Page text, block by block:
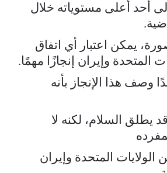
أحد أعلى مستوياته خلال
يمكن اعتبار أي اتفاق
المتحدة وإيران إنجازًا مهمًا.
وصف هذا الإنجاز بأنه
يطلق السلام، لكنه لا
الولايات المتحدة وإيران